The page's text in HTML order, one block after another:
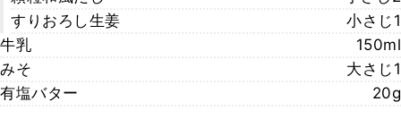
すりおろし生姜
小さじ1
牛乳
150ml
みそ
大さじ1
有塩バター
20g